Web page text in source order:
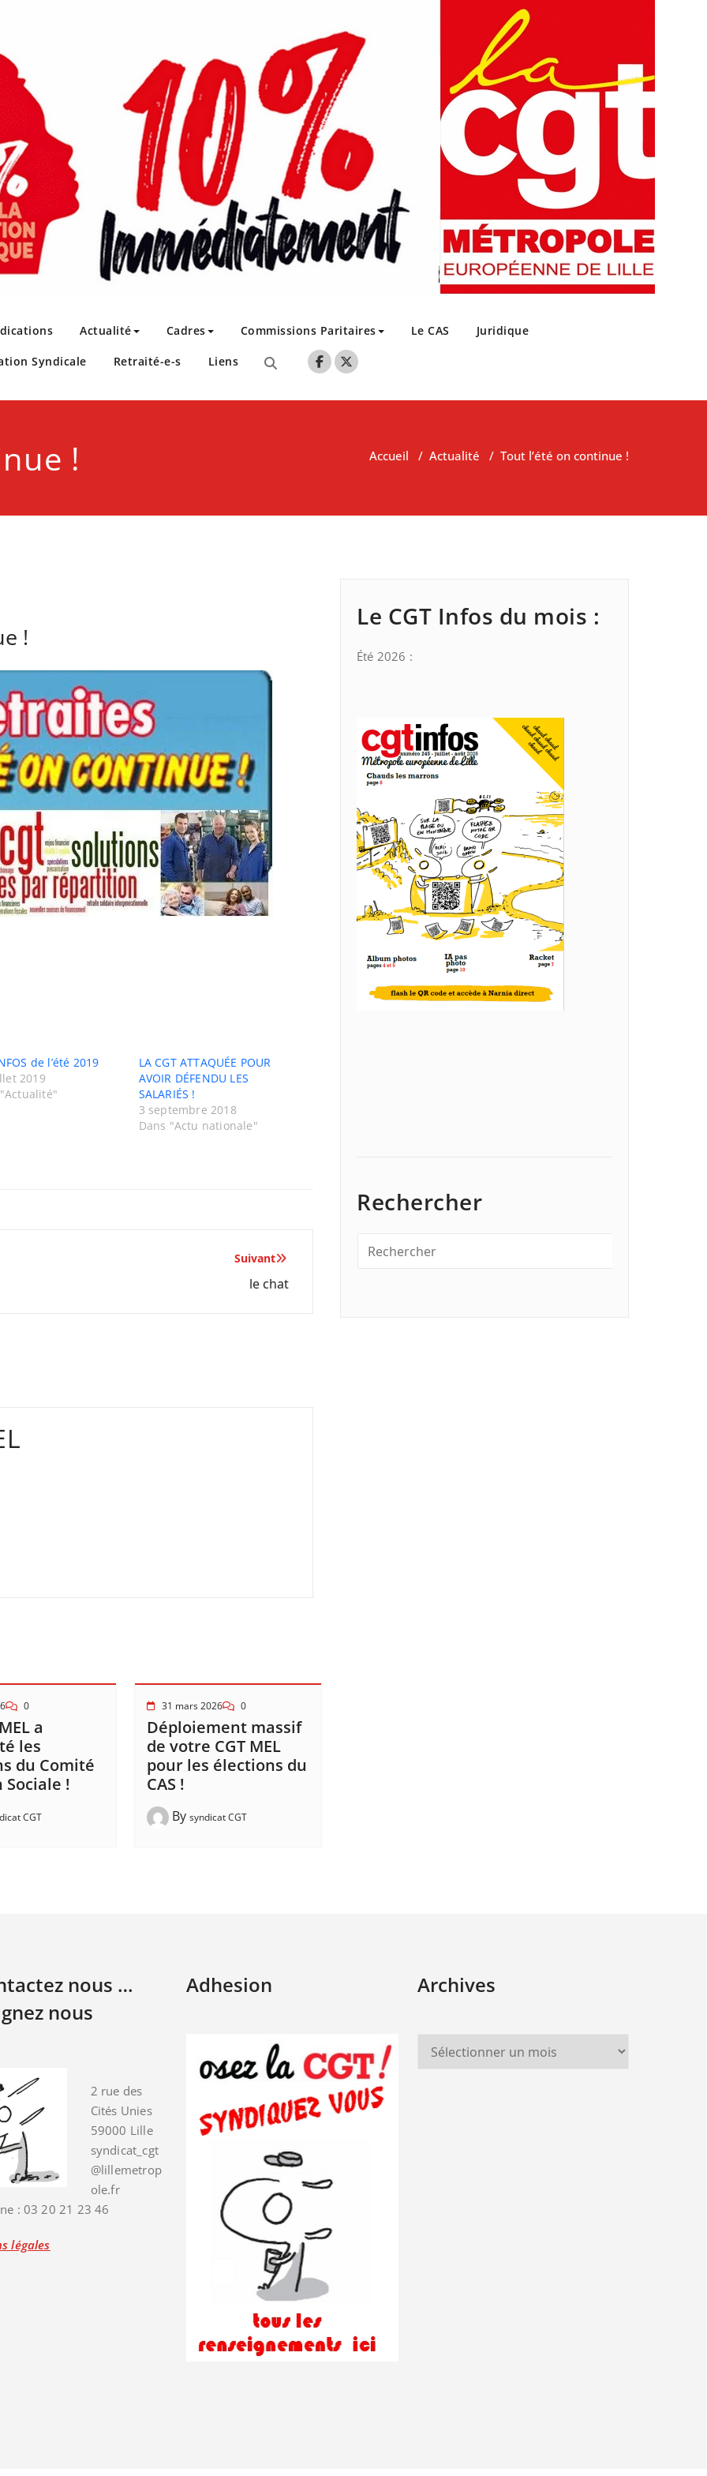
de Lille
Actualité Cadres Commissions Paritaires Le CAS Juridique
Syndicale Retraité-e-s Liens
! Accueil / Actualité / Tout l’été on continue !
!
de l’été 2019
2019
LA CGT ATTAQUÉE POUR
AVOIR DÉFENDU LES
SALARIÉS !
3 septembre 2018
Dans "Actu nationale"
Suivant
le chat
0
a
les
du Comité
Sociale !
CGT
31 mars 2026 0
Déploiement massif
de votre CGT MEL
pour les élections du
CAS !
By syndicat CGT
Le CGT Infos du mois :
Été 2026 :
Rechercher
nous …
nous
2 rue des
Cités Unies
59000 Lille
syndicat_cgt
@lillemetrop
ole.fr
: 03 20 21 23 46
légales
Adhesion Archives